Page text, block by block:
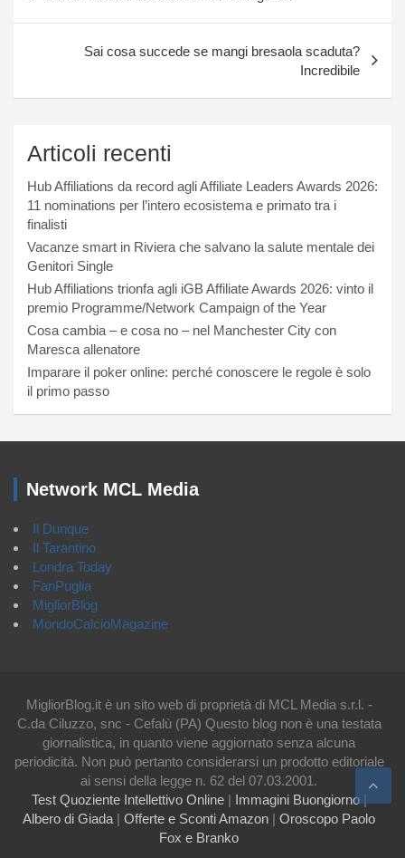
Sai cosa succede se mangi bresaola scaduta?
Incredibile
Articoli recenti
Hub Affiliations da record agli Affiliate Leaders Awards 2026:
11 nominations per l’intero ecosistema e primato tra i
finalisti
Vacanze smart in Riviera che salvano la salute mentale dei
Genitori Single
Hub Affiliations trionfa agli iGB Affiliate Awards 2026: vinto il
premio Programme/Network Campaign of the Year
Cosa cambia – e cosa no – nel Manchester City con
Maresca allenatore
Imparare il poker online: perché conoscere le regole è solo
il primo passo
Network MCL Media
Il Dunque
Il Tarantino
Londra Today
FanPuglia
MigliorBlog
MondoCalcioMagazine
MigliorBlog.it è un sito web di proprietà di MCL Media s.r.l. -
C.da Ciluzzo, snc - Cefalù (PA) Questo blog non è una testata
giornalistica, in quanto viene aggiornato senza alcuna
periodicità. Non può pertanto considerarsi un prodotto editoriale
ai sensi della legge n. 62 del 07.03.2001.
Test Quoziente Intellettivo Online| Immagini Buongiorno|
Albero di Giada | Offerte e Sconti Amazon | Oroscopo Paolo
Fox e Branko